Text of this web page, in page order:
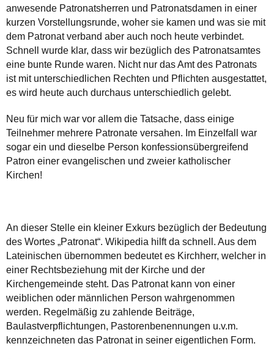
anwesende Patronatsherren und Patronatsdamen in einer
kurzen Vorstellungsrunde, woher sie kamen und was sie mit
dem Patronat verband aber auch noch heute verbindet.
Schnell wurde klar, dass wir bezüglich des Patronatsamtes
eine bunte Runde waren. Nicht nur das Amt des Patronats
ist mit unterschiedlichen Rechten und Pflichten ausgestattet,
es wird heute auch durchaus unterschiedlich gelebt.
Neu für mich war vor allem die Tatsache, dass einige
Teilnehmer mehrere Patronate versahen. Im Einzelfall war
sogar ein und dieselbe Person konfessionsübergreifend
Patron einer evangelischen und zweier katholischer
Kirchen!
An dieser Stelle ein kleiner Exkurs bezüglich der Bedeutung
des Wortes „Patronat“. Wikipedia hilft da schnell. Aus dem
Lateinischen übernommen bedeutet es Kirchherr, welcher in
einer Rechtsbeziehung mit der Kirche und der
Kirchengemeinde steht. Das Patronat kann von einer
weiblichen oder männlichen Person wahrgenommen
werden. Regelmäßig zu zahlende Beiträge,
Baulastverpflichtungen, Pastorenbenennungen u.v.m.
kennzeichneten das Patronat in seiner eigentlichen Form.